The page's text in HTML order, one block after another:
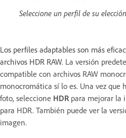
Seleccione un perfil de su
Los perfiles adaptables son más
archivos HDR RAW. La versión
compatible con archivos RAW
monocromática sí lo es. Una vez que
foto, seleccione HDRpara mejorar la
para HDR. También puede ver la
imagen.